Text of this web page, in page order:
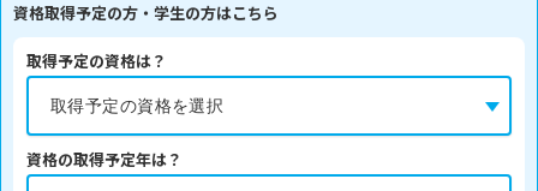
資格取得予定の方・学生の方はこちら
取得予定の資格は？
資格の取得予定年は？